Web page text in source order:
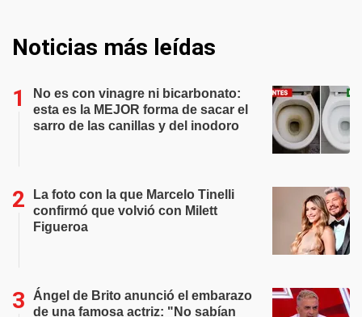
Noticias más leídas
No es con vinagre ni bicarbonato:
esta es la MEJOR forma de sacar el
sarro de las canillas y del inodoro
La foto con la que Marcelo Tinelli
confirmó que volvió con Milett
Figueroa
Ángel de Brito anunció el embarazo
de una famosa actriz: "No sabían